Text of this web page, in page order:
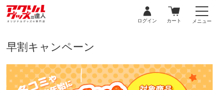
ログイン カート メニュー
早割キャンペーン